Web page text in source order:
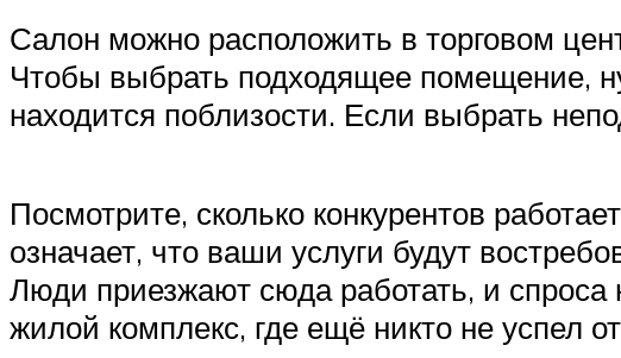
Салон можно расположить в торговом
Чтобы выбрать подходящее помещение,
находится поблизости. Если выбрать
Посмотрите, сколько конкурентов
означает, что ваши услуги будут
Люди приезжают сюда работать, и
жилой комплекс, где ещё никто не успел